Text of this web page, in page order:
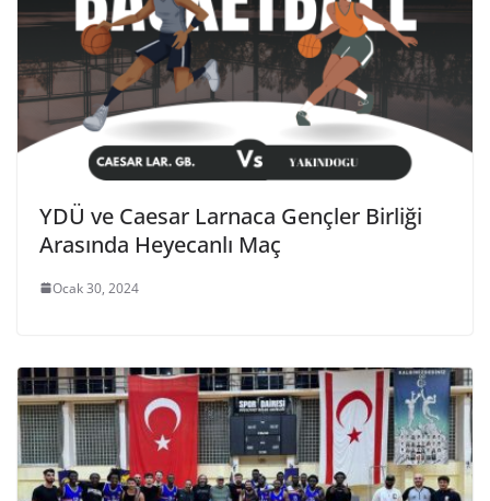
YDÜ ve Caesar Larnaca Gençler Birliği
Arasında Heyecanlı Maç
Ocak 30, 2024